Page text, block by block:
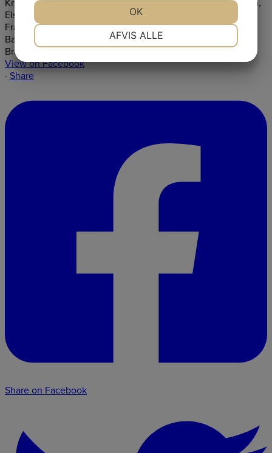
View on Facebook
· Share
Share on Facebook
AFVIS ALLE
OK